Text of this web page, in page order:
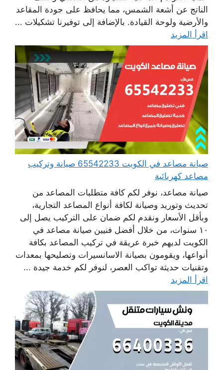
الناتج عن أشعة الشمس، مما يحافظ على جودة المقاعد
والأرضية ولوحة القيادة. بالإضافة إلى توفيرنا تشكيلات ...
اقرأ المزيد
صيانة مصاعد في الكويت 65542233 صيانة وتركيب
مصاعد كهربائية
صيانة مصاعد، نوفر لكم كافة متطلبات المصاعد من
تحديث وتوريد وصيانة لكافة أنواع المصاعد التجارية،
وبأقل الأسعار ونقدم لكم ضمان على التركيب يصل إلى
١٠ سنوات، من خلال أفضل فنيين صيانة مصاعد في
الكويت لديهم خبرة عريقة في تركيب المصاعد بكافة
أنواعها، ويقومون بصيانة الاسانسيرات وتصليحها بمعدات
وتقنيات حديثة تواكب العصر، لنوفر لكم خدمة جيدة ...
اقرأ المزيد